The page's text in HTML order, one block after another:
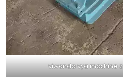
viwanda vya mashine